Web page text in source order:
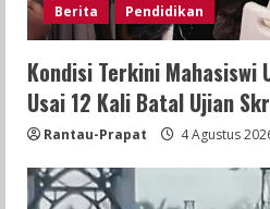
Berita Pendidikan
Kondisi Terkini Mahasiswi
Usai 12 Kali Batal Ujian
Rantau-Prapat 4 Agustus